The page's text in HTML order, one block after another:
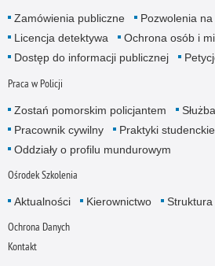
Zamówienia publiczne
Pozwolenia
Licencja detektywa
Ochrona osób i
Dostęp do informacji publicznej
Praca w Policji
Zostań pomorskim policjantem
Pracownik cywilny
Praktyki studenckie
Oddziały o profilu mundurowym
Ośrodek Szkolenia
Aktualności Kierownictwo Struktura
Ochrona Danych
Kontakt